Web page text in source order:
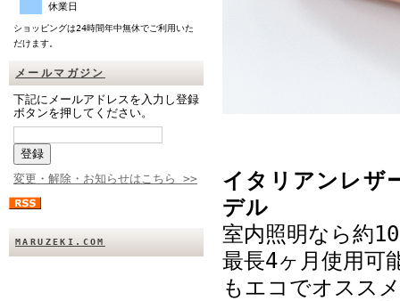
休業日
ショッピングは24時間年中無休でご利用いた
だけます。
メールマガジン
下記にメールアドレスを入力し登録
ボタンを押してください。
変更・解除・お知らせはこちら >>
MARUZEKI.COM
イタリアンレザ
デル
室内照明なら約
最長4ヶ月使用可
もエコでオスス